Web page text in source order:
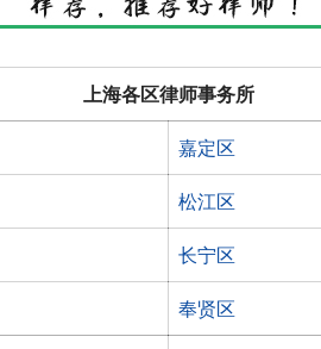
上海各区律师事务所
嘉定区
松江区
长宁区
奉贤区